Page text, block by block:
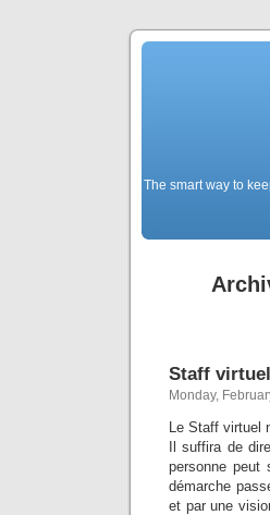
The smart way to
Staff virtuel
Monday,
Le Staff virtuel
Il suffira de
personne
démarche
et par une